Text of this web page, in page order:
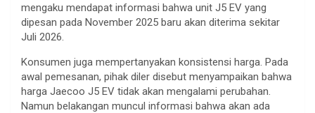
mengaku mendapat informasi bahwa unit J5 EV yang
dipesan pada November 2025 baru akan diterima sekitar
Juli 2026.
Konsumen juga mempertanyakan konsistensi harga. Pada
awal pemesanan, pihak diler disebut menyampaikan bahwa
harga Jaecoo J5 EV tidak akan mengalami perubahan.
Namun belakangan muncul informasi bahwa akan ada